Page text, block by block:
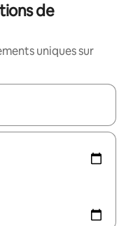
de
uniques sur
les flèches vers le